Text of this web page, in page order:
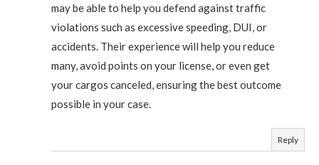
may be able to help you defend against traffic
violations such as excessive speeding, DUI, or
accidents. Their experience will help you reduce
many, avoid points on your license, or even get
your cargos canceled, ensuring the best outcome
possible in your case.
Reply